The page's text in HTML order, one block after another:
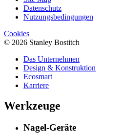
Datenschutz
Nutzungsbedingungen
Cookies
© 2026 Stanley Bostitch
Das Unternehmen
Design & Konstruktion
Ecosmart
Karriere
Werkzeuge
Nagel-Geräte